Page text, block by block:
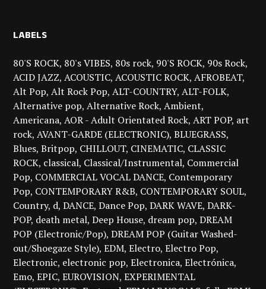
LABELS
80'S ROCK 80's VIBES 80s rock 90'S ROCK 90s Rock
ACID JAZZ ACOUSTIC ACOUSTIC ROCK AFROBEAT
Alt Pop Alt Rock Pop ALT-COUNTRY ALT-FOLK
Alternative pop Alternative Rock Ambient
Americana AOR - Adult Orientated Rock ART POP art
rock AVANT-GARDE (ELECTRONIC) BLUEGRASS
Blues Britpop CHILLOUT CINEMATIC CLASSIC
ROCK classical Classical/Instrumental Commercial
Pop COMMERCIAL VOCAL DANCE Contemporary
Pop CONTEMPORARY R&B CONTEMPORARY SOUL
Country d DANCE Dance Pop DARK WAVE DARK-
POP death metal Deep House dream pop DREAM
POP (Electronic/Pop) DREAM POP (Guitar Washed-
out/Shoegaze Style) EDM Electro Electro Pop
Electronic electronic pop Electronica Electrónica
Emo EPIC EUROVISION EXPERIMENTAL